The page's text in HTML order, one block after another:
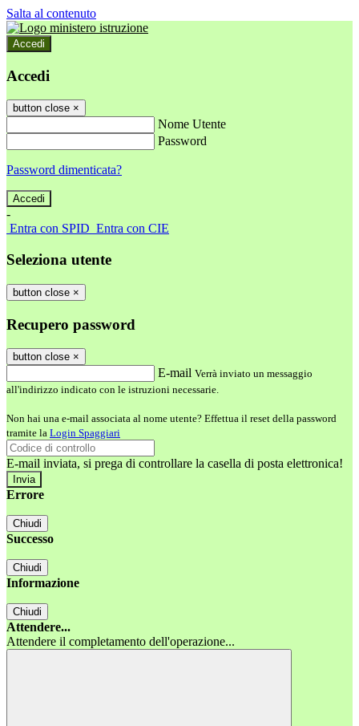
Salta al contenuto
Accedi
Accedi
button close ×
Nome Utente
Password
Password dimenticata?
-
Entra con SPID Entra con CIE
Seleziona utente
button close ×
Recupero password
button close ×
E-mail Verrà inviato un messaggio
all'indirizzo indicato con le istruzioni necessarie.
Non hai una e-mail associata al nome utente? Effettua il reset della password
tramite la Login Spaggiari
E-mail inviata, si prega di controllare la casella di posta elettronica!
Errore
Chiudi
Successo
Chiudi
Informazione
Chiudi
Attendere...
Attendere il completamento dell'operazione...